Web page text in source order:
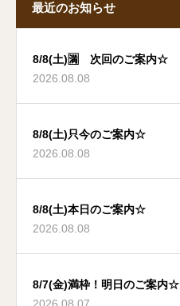
最近のお知らせ
8/8(土)🈵 次回のご案内☆
2026.08.08
8/8(土)只今のご案内☆
2026.08.08
8/8(土)本日のご案内☆
2026.08.08
8/7(金)満枠！明日のご案内☆
2026.08.07